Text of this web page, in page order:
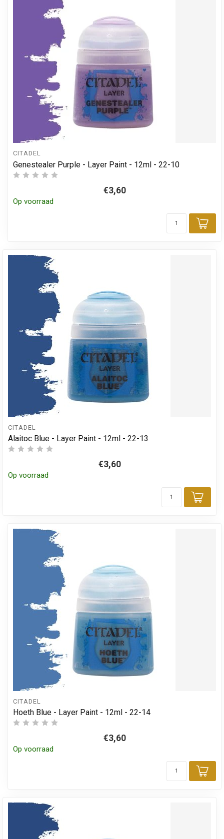
CITADEL
Genestealer Purple - Layer Paint - 12ml - 22-10
€3,60
Op voorraad
CITADEL
Alaitoc Blue - Layer Paint - 12ml - 22-13
€3,60
Op voorraad
CITADEL
Hoeth Blue - Layer Paint - 12ml - 22-14
€3,60
Op voorraad